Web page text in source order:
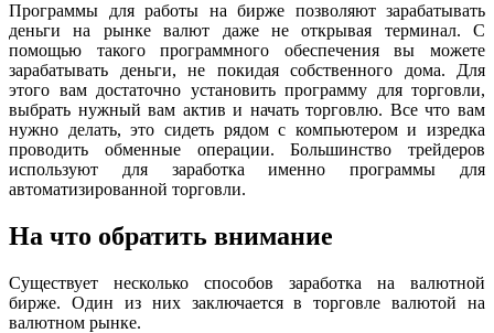
Программы для работы на бирже позволяют зарабатывать
деньги на рынке валют даже не открывая терминал. С
помощью такого программного обеспечения вы можете
зарабатывать деньги, не покидая собственного дома. Для
этого вам достаточно установить программу для торговли,
выбрать нужный вам актив и начать торговлю. Все что вам
нужно делать, это сидеть рядом с компьютером и изредка
проводить обменные операции. Большинство трейдеров
используют для заработка именно программы для
автоматизированной торговли.
На что обратить внимание
Существует несколько способов заработка на валютной
бирже. Один из них заключается в торговле валютой на
валютном рынке.